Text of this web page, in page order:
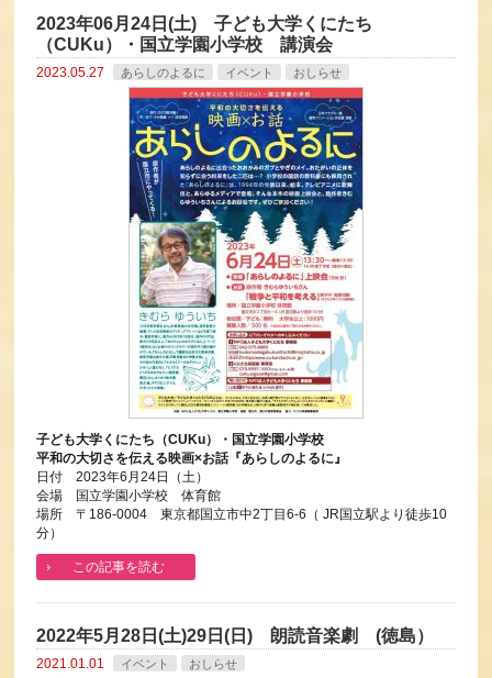
2023年06月24日(土) 子ども大学くにたち
（CUKu）・国立学園小学校 講演会
2023.05.27 あらしのよるに イベント おしらせ
子ども大学くにたち（CUKu）・国立学園小学校
平和の大切さを伝える映画×お話『あらしのよるに』
日付 2023年6月24日（土）
会場 国立学園小学校 体育館
場所 〒186-0004 東京都国立市中2丁目6-6（ JR国立駅より徒歩10
分）
この記事を読む
2022年5月28日(土)29日(日) 朗読音楽劇 (徳島）
2021.01.01 イベント おしらせ